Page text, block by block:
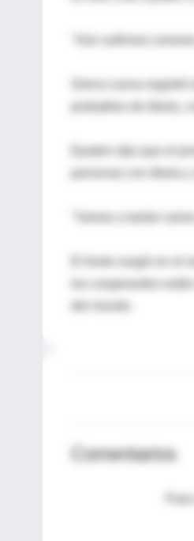
"Aún sufrimos
Sierra Leona
probables de ébola,
Epstein dijo que el
personas con ébola
El brote surgió en el
los cooperantes
Comentarios